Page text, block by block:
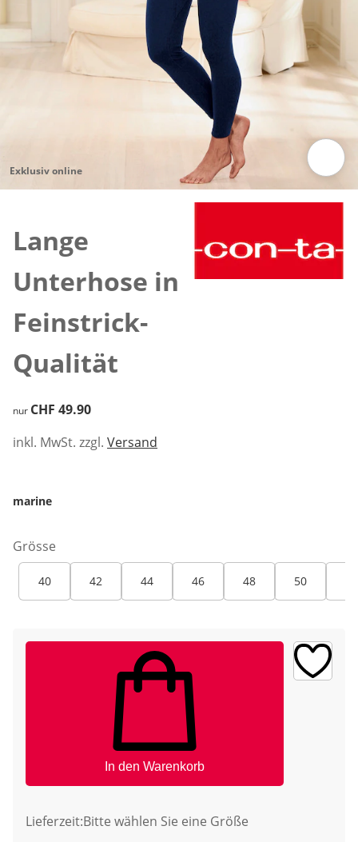
Zum Vergrössern auf das Bild klicken
Exklusiv online
Lange
Unterhose in
Feinstrick-
Qualität
CHF 49.90
nur CHF 49.90
inkl. MwSt. zzgl. Versand
marine
Grösse
40 42 44 46 48 50
In den Warenkorb
Lieferzeit:Bitte wählen Sie eine Größe